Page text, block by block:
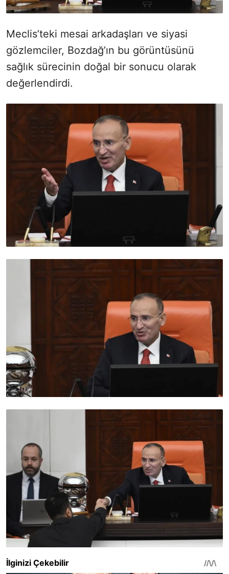
Meclis’teki mesai arkadaşları ve siyasi
gözlemciler, Bozdağ’ın bu görüntüsünü
sağlık sürecinin doğal bir sonucu olarak
değerlendirdi.